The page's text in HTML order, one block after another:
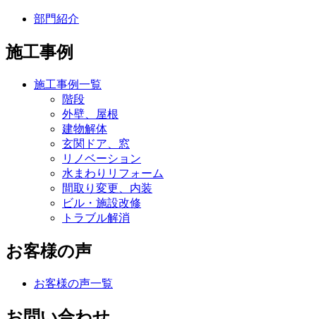
部門紹介
施工事例
施工事例一覧
階段
外壁、屋根
建物解体
玄関ドア、窓
リノベーション
水まわりリフォーム
間取り変更、内装
ビル・施設改修
トラブル解消
お客様の声
お客様の声一覧